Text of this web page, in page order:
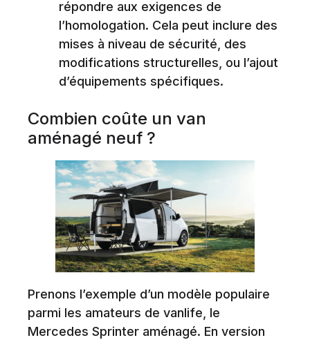
répondre aux exigences de
l’homologation. Cela peut inclure des
mises à niveau de sécurité, des
modifications structurelles, ou l’ajout
d’équipements spécifiques.
Combien coûte un van
aménagé neuf ?
Prenons l’exemple d’un modèle populaire
parmi les amateurs de vanlife, le
Mercedes Sprinter aménagé. En version